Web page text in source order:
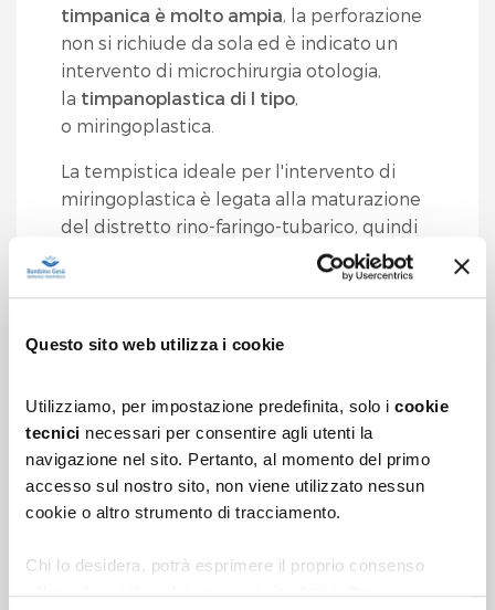
Questo sito web utilizza i cookie
Utilizziamo, per impostazione predefinita, solo i cookie
tecnici necessari per consentire agli utenti la
navigazione nel sito. Pertanto, al momento del primo
accesso sul nostro sito, non viene utilizzato nessun
cookie o altro strumento di tracciamento.
Chi lo desidera, potrà esprimere il proprio consenso
timpanica è molto ampia, la perforazione
non si richiude da sola ed è indicato un
intervento di microchirurgia otologia,
la timpanoplastica di I tipo,
o miringoplastica.
La tempistica ideale per l'intervento di
miringoplastica è legata alla maturazione
del distretto rino-faringo-tubarico, quindi
dopo i 7-8 anni, epoca in cui si riducono
notevolmente gli episodi di otite, e quindi
timpanica.
dell'intervento, è inoltre necessario che
l'orecchio sia stato privo di infezioni da
almeno 1 anno.
L'intervento chirurgico di ricostruzione
obiettivo primario quello di ricostruire la